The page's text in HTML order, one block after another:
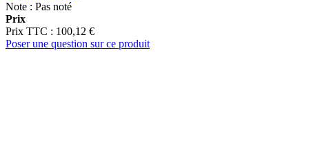
Note : Pas noté
Prix
Prix ​​TTC : 100,12 €
Poser une question sur ce produit